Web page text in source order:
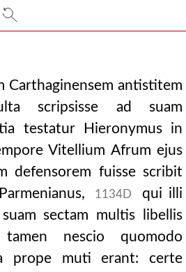
Carthaginensem antistitem
scripsisse ad suam
testatur Hieronymus in
Vitellium Afrum ejus
defensorem fuisse scribit
1134D
qui illi
sectam multis libellis
nescio quomodo
prope muti erant: certe